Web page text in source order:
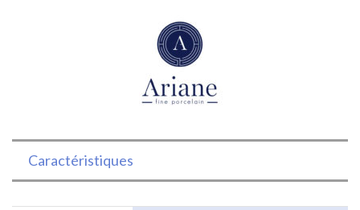
Caractéristiques